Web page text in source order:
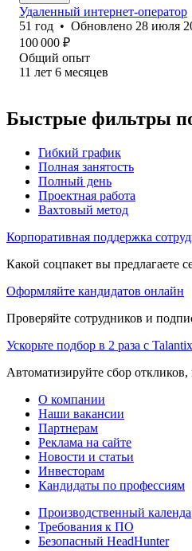
Удаленный интернет-оператор
51 год • Обновлено 28 июля
100 000 ₽
Общий опыт
11 лет 6 месяцев
Быстрые фильтры
Гибкий график
Полная занятость
Полный день
Проектная работа
Вахтовый метод
Корпоративная поддержка
Какой соцпакет вы предлагаете
Оформляйте кандидатов онлайн
Проверяйте сотрудников и
Ускорьте подбор в 2 раза с Talantix
Автоматизируйте сбор
О компании
Наши вакансии
Партнерам
Реклама на сайте
Новости и статьи
Инвесторам
Кандидаты по профессиям
Производственный
Требования к ПО
Безопасный HeadHunter